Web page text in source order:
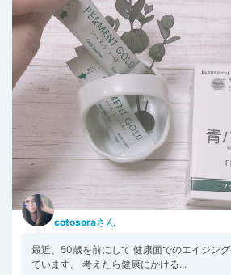
cotosoraさん
最近、50歳を前にして 健康面でのエイジン
ています。 考えたら健康にかける...